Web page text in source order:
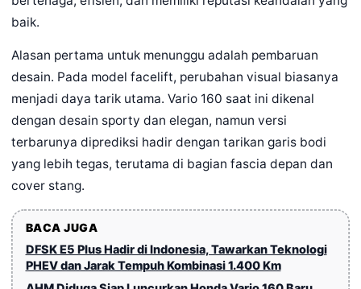
baik.
Alasan pertama untuk menunggu adalah pembaruan
desain. Pada model facelift, perubahan visual biasanya
menjadi daya tarik utama. Vario 160 saat ini dikenal
dengan desain sporty dan elegan, namun versi
terbarunya diprediksi hadir dengan tarikan garis bodi
yang lebih tegas, terutama di bagian fascia depan dan
cover stang.
BACA JUGA
DFSK E5 Plus Hadir di Indonesia, Tawarkan Teknologi
PHEV dan Jarak Tempuh Kombinasi 1.400 Km